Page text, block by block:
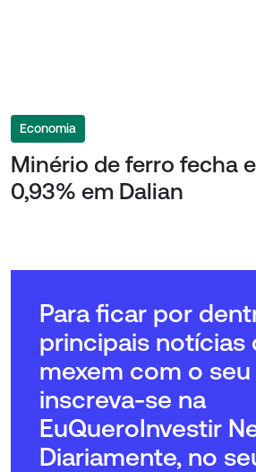
Economia
Minério de ferro fecha
0,93% em Dalian
Para ficar por
principais notícias
mexem com o
inscreva-se na
EuQueroInvestir
Diariamente, no